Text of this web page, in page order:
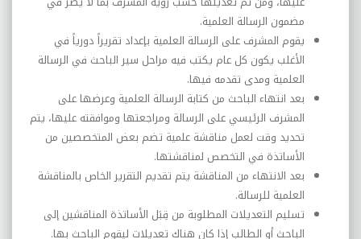
مضمون الرسالة العلمية.
يقوم المشرف على الرسالة العلمية بإعداد تقريراً دورياً في
الأغلب يكون كل عام يكتب فيه مراحل سير الباحث في الرسالة
العلمية ومدى تقدمه فيها.
بعد انتهاء الباحث من كتابة الرسالة العلمية وعرضها على
المشرف الرئيسي على الرسالة ومراجعتها وموافقته عليها، يتم
تحديد وقت لعمل مناقشة علمية تضم بعض المتخصصين من
الأساتذة في التخصص لمناقشتها.
بعد الانتهاء من المناقشة يتم تقديم التقرير الخاص بالمناقشة
العلمية للرسالة.
تسليم التعديلات المطلوبة من قِبَل الأساتذة المناقشين إلى
الباحث أو الطالب إذا كان هناك تعديلات ليقوم الباحث بها.